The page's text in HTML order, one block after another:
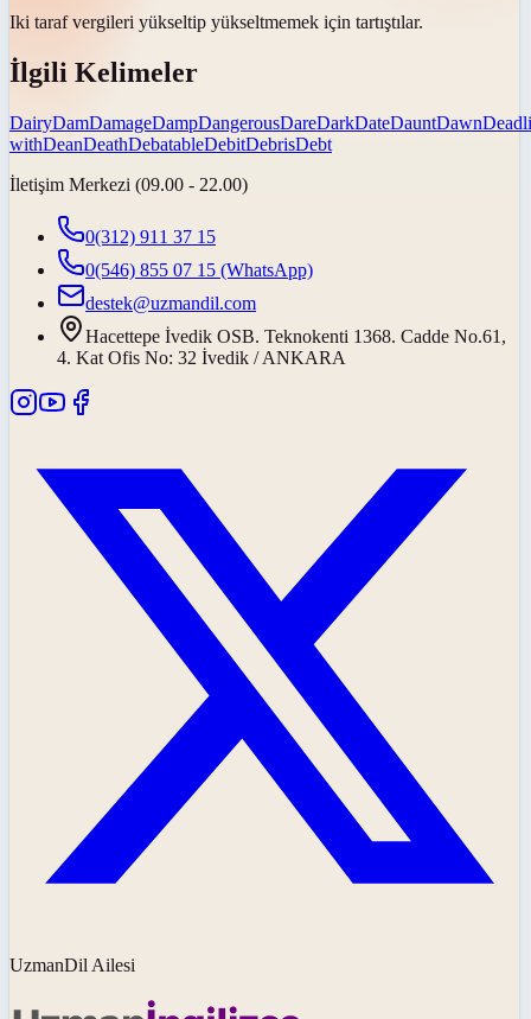
Iki taraf vergileri yükseltip yükseltmemek için tartıştılar.
İlgili Kelimeler
DairyDamDamageDampDangerousDareDarkDateDauntDawn
withDeanDeathDebatableDebitDebrisDebt
İletişim Merkezi (09.00 - 22.00)
0(312) 911 37 15
0(546) 855 07 15 (WhatsApp)
destek@uzmandil.com
Hacettepe İvedik OSB. Teknokenti 1368. Cadde No.61,
4. Kat Ofis No: 32 İvedik / ANKARA
UzmanDil Ailesi